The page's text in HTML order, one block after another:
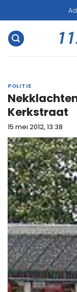
naar
inhoud
POLITIE
Kerkstraat
15 mei 2012, 13:38